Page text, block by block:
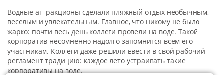
Водные аттракционы сделали пляжный отдых необычным,
веселым и увлекательным. Главное, что никому не было
жарко: почти весь день коллеги провели на воде. Такой
корпоратив несомненно надолго запомнится всем его
участникам. Коллеги даже решили ввести в свой рабочий
регламент традицию: каждое лето устраивать такие
корпоративы на воде.